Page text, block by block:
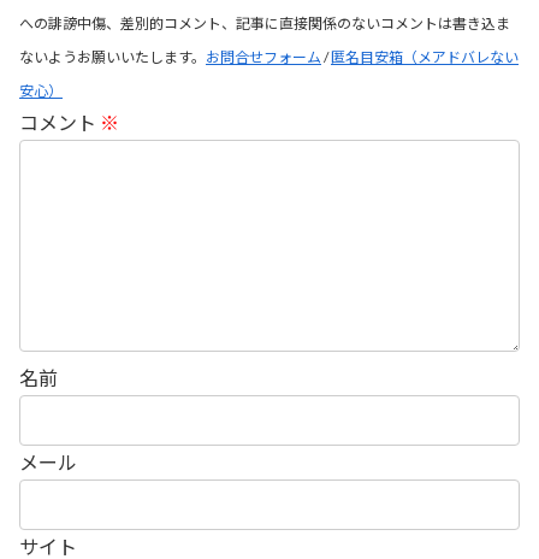
への誹謗中傷、差別的コメント、記事に直接関係のないコメントは書き込ま
ないようお願いいたします。 お問合せフォーム /匿名目安箱（メアドバレない
安心）
コメント ※
名前
メール
サイト